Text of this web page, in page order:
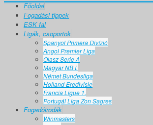
Főoldal
Fogadási tippek
ESK fal
Ligák, csoportok
Spanyol Primera Divízió
Angol Premier Liga
Olasz Serie A
Magyar NB I.
Német Bundesliga
Holland Eredivisie
Francia Ligue 1.
Portugál Liga Zon Sagres
Fogadóirodák
Winmasters